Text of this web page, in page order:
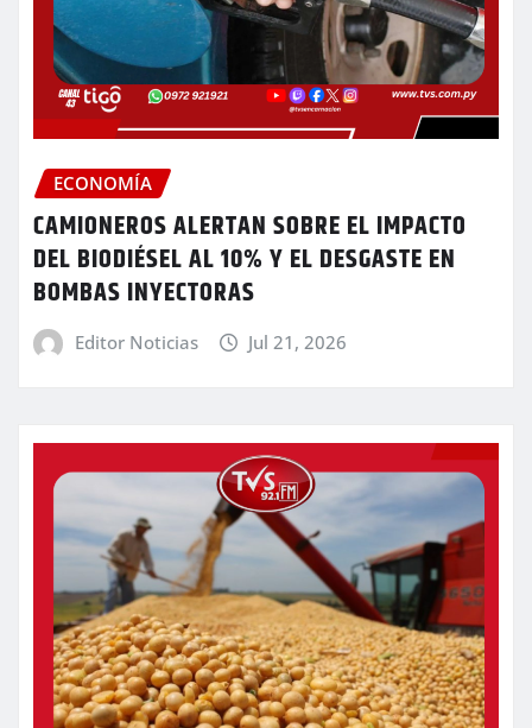
ECONOMÍA
CAMIONEROS ALERTAN SOBRE EL IMPACTO
DEL BIODIÉSEL AL 10% Y EL DESGASTE EN
BOMBAS INYECTORAS
Editor Noticias Jul 21, 2026